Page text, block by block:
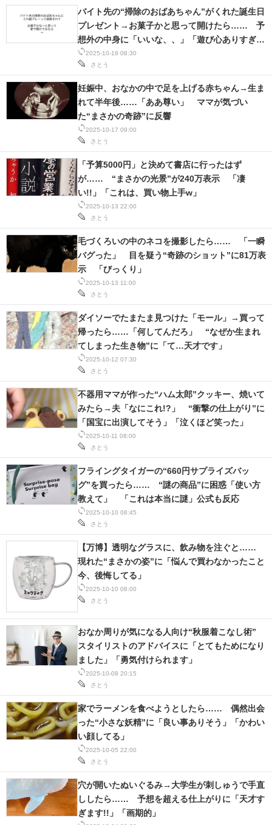
企業向けIT製品の総合サイト
IT製品の技術・比較・事例
製造業のIT導入・活用を支援
モノづくり技術者専門サイト
エレクトロニクス専門サイト
電子設計の基本と応用
エネルギーの専門メディア
建設×テクノロジーの最前線
ちょっと気になるネットの話題
2025-10-19 08:30
さとう
バイト先の“掃除のおばあちゃん”がくれた誕生日
プレゼント→お菓子かと思って開けたら…… 予
想外の中身に「いいな、、」「遊び心ありすぎ
る」
2025-10-17 09:00
さとう
妊娠中、おなかの中で足を上げる赤ちゃん→生ま
れて半年後……「ああ尊い」 ママが気づい
た“まさかの奇跡”に反響
2025-10-13 22:00
さとう
「予算5000円」と決めて書店に行ったはず
が…… “まさかの光景”が240万表示 「凄
い!!」「これは、買い物上手w」
2025-10-13 11:00
さとう
毛づくろいの中のネコを撮影したら…… 「一瞬
バグった」 目を疑う“奇跡のショット”に81万表
示 「びっくり」
2025-10-12 07:30
さとう
ダイソーでたまたま見つけた「モール」→買って
帰ったら……「何してんだろ」 “なぜか生まれ
てしまった生き物”に「て…天才です」
2025-10-11 08:00
さとう
不器用ママが作った“ハム太郎”クッキー、焼いて
みたら→夫「なにこれ!?」 “衝撃の仕上がり”に
「国宝に出演してそう」「泣くほど笑った」
2025-10-10 08:45
さとう
フライングタイガーの“660円サプライズバッ
グ”を買ったら…… “謎の商品”に困惑「使い方
教えて」 「これは本当に謎」公式も反応
2025-10-10 08:00
さとう
【万博】透明なグラスに、飲み物を注ぐと……
現れた“まさかの姿”に「悩んで買わなかったこと
今、後悔してる」
2025-10-08 20:15
さとう
おなか周りが気になる人向け“秋服着こなし術”
スタイリストのアドバイスに「とてもためになり
ました」「勇気付けられます」
2025-10-05 22:00
さとう
家でラーメンを食べようとしたら…… 偶然出会
った“小さな妖精”に「良い事ありそう」「かわい
い顔してる」
穴が開いたぬいぐるみ→大学生が刺しゅうで手直
ししたら…… 予想を超える仕上がりに「天才す
ぎます!!」「画期的」